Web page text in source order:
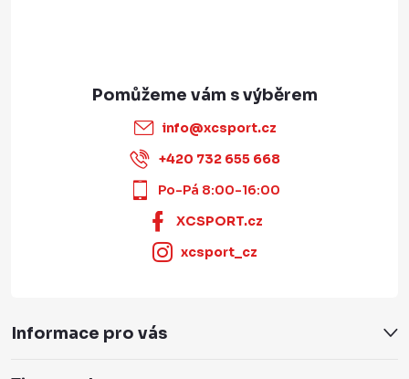
info@xcsport.cz
+420 732 655 668
Po-Pá 8:00-16:00
XCSPORT.cz
xcsport_cz
Informace pro vás